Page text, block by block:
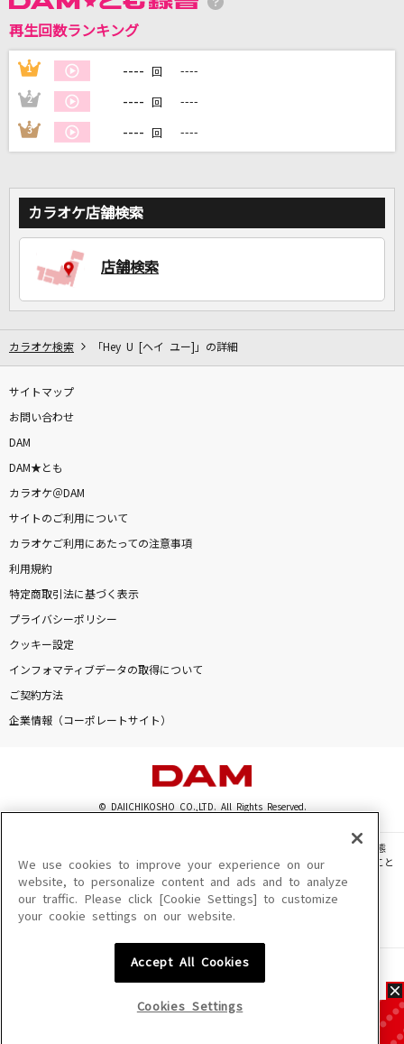
シャ乱Q
[生音]アイデア(ビデオクリップバージョン)
星野 源
カラオケをもっと楽しもう！
再生回数ランキング
1 ---- 回 ----
2 ---- 回 ----
3 ---- 回 ----
カラオケ店舗検索
店舗検索
カラオケ検索 「Hey U [ヘイ ユー]」の詳細
サイトマップ
お問い合わせ
DAM
DAM★とも
カラオケ＠DAM
サイトのご利用について
カラオケご利用にあたっての注意事項
利用規約
特定商取引法に基づく表示
プライバシーポリシー
クッキー設定
インフォマティブデータの取得について
ご契約方法
企業情報（コーポレートサイト）
© DAIICHIKOSHO CO.,LTD. All Rights Reserved.
このサイトに掲載されている一切の文章・画像・写真・動画・音声等を、手段や形態
を問わず、著作権法の定める範囲を超えて無断で複製、転載、ファイル化などすること
を禁じます。
楽曲及びコンテンツは、機種によりご利用いただけない場合があります。
楽曲及びコンテンツの配信日、配信内容が変更になる場合があります。
We use cookies to improve your experience on our
website, to personalize content and ads and to analyze
our traffic. Please click [Cookie Settings] to customize
your cookie settings on our website.
Accept All Cookies
Cookies Settings